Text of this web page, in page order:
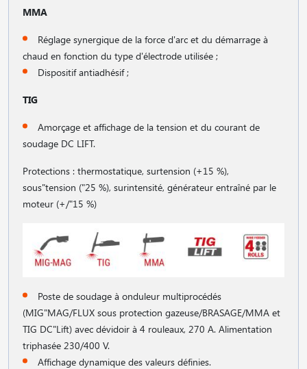
MMA
Réglage synergique de la force d'arc et du démarrage à
chaud en fonction du type d'électrode utilisée ;
Dispositif antiadhésif ;
TIG
Amorçage et affichage de la tension et du courant de
soudage DC LIFT.
Protections : thermostatique, surtension (+15 %),
sous"tension ("25 %), surintensité, générateur entraîné par le
moteur (+/"15 %)
Poste de soudage à onduleur multiprocédés
(MIG"MAG/FLUX sous protection gazeuse/BRASAGE/MMA et
TIG DC"Lift) avec dévidoir à 4 rouleaux, 270 A. Alimentation
triphasée 230/400 V.
Affichage dynamique des valeurs définies.